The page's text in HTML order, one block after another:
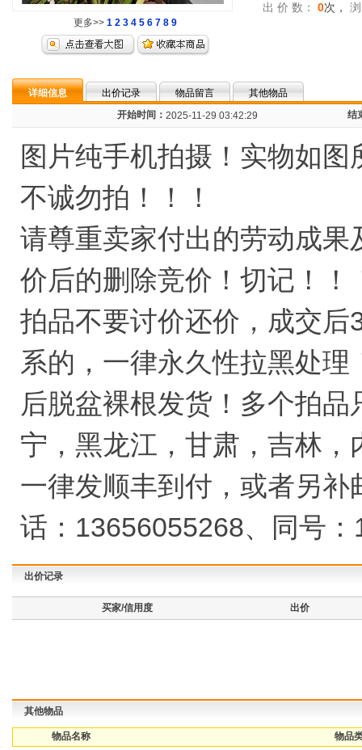
更多>> 1 2 3 4 5 6 7 8 9
出 价 数：
0次，
详细信息 出价记录 物品留言
其他物品
开始时间： 2025-11-29 03:42:29 结
图片纯手机拍摄！实物如
不诚勿拍！！！
请尊重卖家付出的劳动成
价后的删除竞价！切记！
拍品不要讨价还价，成交
系的，一律永久性拉黑处
后脱盆裸根发货！多个拍
宁，黑龙江，甘肃，吉林
一律发顺丰到付，或者另
话：13656055268、同号
出价记录
买家/信用度 出价
其他物品
物品名称
物品